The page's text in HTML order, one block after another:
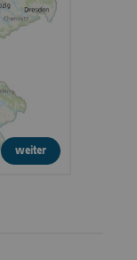
weiter